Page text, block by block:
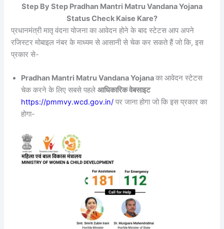
Step By Step Pradhan Mantri Matru Vandana Yojana
Status Check Kaise Kare?
प्रधानमंत्री मातृ वंदना योजना का आवेदन होने के बाद स्टेटस आप अपने
रजिस्टर मोबाइल नंबर के माध्यम से आसानी से चेक कर सकते हैं जो कि, इस
प्रकार से-
Pradhan Mantri Matru Vandana Yojanaका आवेदन स्टेटस
चेक करने के लिए सबसे पहलेआधिकारिक वेबसाइट
https://pmmvy.wcd.gov.in/ पर जाना होगा जो कि इस प्रकार का
होगा-